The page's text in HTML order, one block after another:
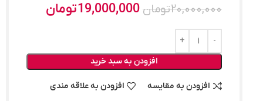
20,000,000تومان19,000,000تومان
افزودن به سبد خرید
افزودن به مقایسه افزودن به علاقه مندی